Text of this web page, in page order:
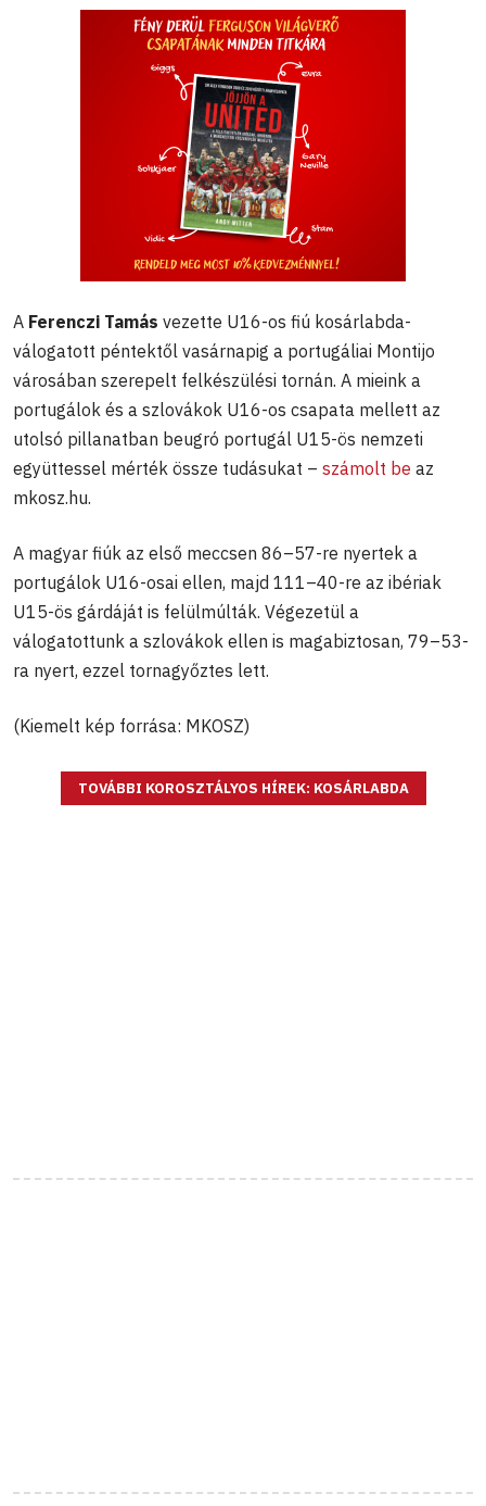
A Ferenczi Tamás vezette U16-os fiú kosárlabda-
válogatott péntektől vasárnapig a portugáliai Montijo
városában szerepelt felkészülési tornán. A mieink a
portugálok és a szlovákok U16-os csapata mellett az
utolsó pillanatban beugró portugál U15-ös nemzeti
együttessel mérték össze tudásukat – számolt be az
mkosz.hu.
A magyar fiúk az első meccsen 86–57-re nyertek a
portugálok U16-osai ellen, majd 111–40-re az ibériak
U15-ös gárdáját is felülmúlták. Végezetül a
válogatottunk a szlovákok ellen is magabiztosan, 79–53-
ra nyert, ezzel tornagyőztes lett.
(Kiemelt kép forrása: MKOSZ)
TOVÁBBI KOROSZTÁLYOS HÍREK: KOSÁRLABDA